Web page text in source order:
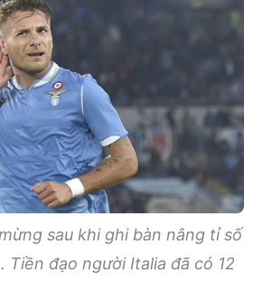
sau khi ghi bàn nâng tỉ số
Tiền đạo người Italia đã có 12